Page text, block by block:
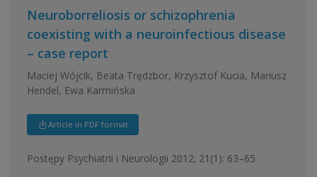
Neuroborreliosis or schizophrenia
coexisting with a neuroinfectious disease
– case report
Maciej Wójcik, Beata Trędzbor, Krzysztof Kucia, Mariusz
Hendel, Ewa Karmińska
Article in PDF format
Postępy Psychiatrii i Neurologii 2012; 21(1): 63–65